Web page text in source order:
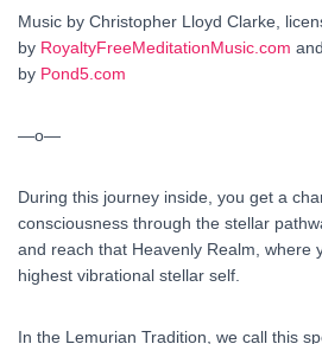
Music by Christopher Lloyd Clarke,
by RoyaltyFreeMeditationMusic.com
by Pond5.com
—o—
During this journey inside, you get a
consciousness through the stellar
and reach that Heavenly Realm, where
highest vibrational stellar self.
In the Lemurian Tradition, we call this